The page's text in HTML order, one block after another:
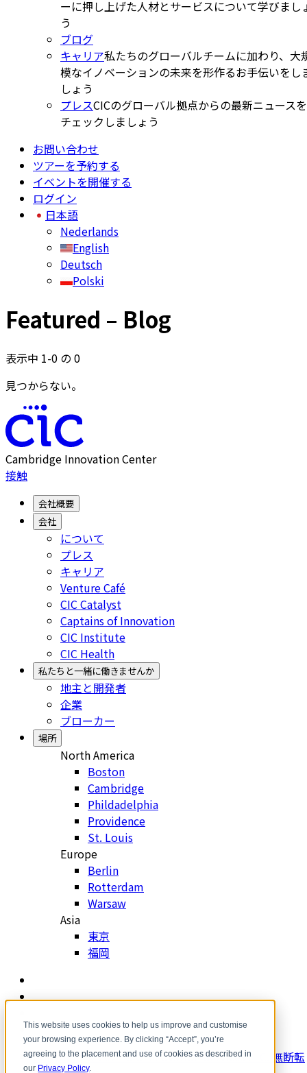
This website uses cookies to help us improve and customise
your browsing experience. By clicking “Accept”, you’re
agreeing to the placement and use of cookies as described in
our Privacy Policy.
ーに押し上げた人材とサービスについて学びまし
う
ブログ
キャリア私たちのグローバルチームに加わり、大
模なイノベーションの未来を形作るお手伝いをし
しょう
プレスCICのグローバル拠点からの最新ニュースを
チェックしましょう
お問い合わせ
ツアーを予約する
イベントを開催する
ログイン
日本語
Nederlands
English
Deutsch
Polski
Featured – Blog
表示中 1-0 の 0
見つからない。
Cambridge Innovation Center
接触
会社概要
会社
について
プレス
キャリア
Venture Café
CIC Catalyst
Captains of Innovation
CIC Institute
CIC Health
私たちと一緒に働きませんか
地主と開発者
企業
ブローカー
場所
North America
Boston
Cambridge
Phildadelphia
Providence
St. Louis
Europe
Berlin
Rotterdam
Warsaw
Asia
東京
福岡
Instagram
Facebook
Copyright ©️ 2024 CIC Innovation Services LLC. 無断転